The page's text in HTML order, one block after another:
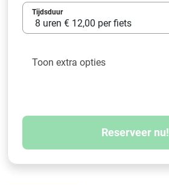
Tijdsduur
Toon extra opties
Reserveer nu!